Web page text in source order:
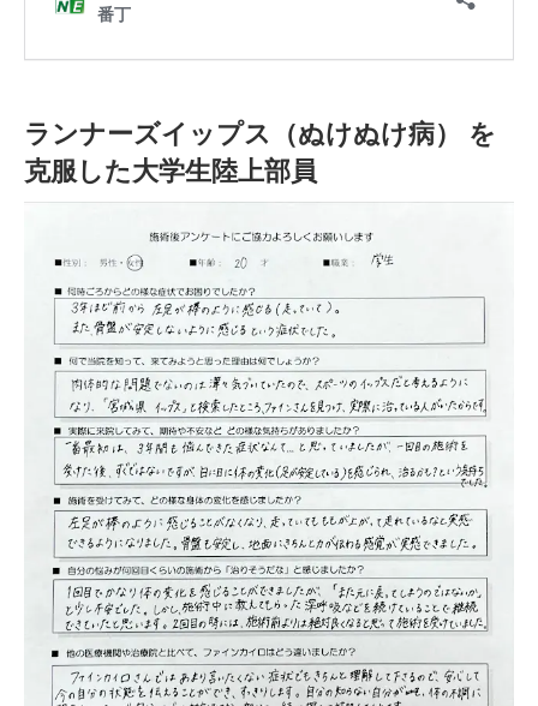
ランナーズイップス（ぬけぬけ病） を
克服した大学生陸上部員